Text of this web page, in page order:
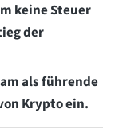
keine Steuer
der
als führende
Krypto ein.